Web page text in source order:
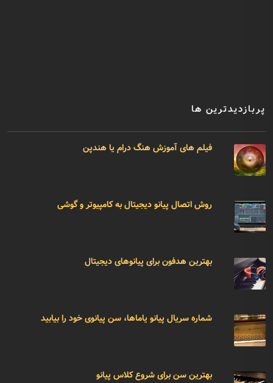
پربازدیدترین ها
فیلم های آموزش هنگ درام یا هندپن
روش اتصال پیانو دیجیتال به کامپیوتر و گوشی
بهترین هدفون برای پیانوهای دیجیتال
شماره سریال پیانو یاماها، سن پیانوی خود را بیابید
بهترین سن برای شروع کلاس پیانو